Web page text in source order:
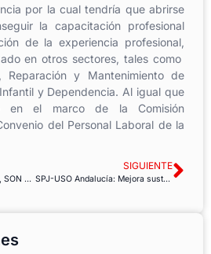
por la cual tendría que abrirse
la capacitación profesional
de la experiencia profesional,
en otros sectores, tales como
Reparación y Mantenimiento de
y Dependencia. Al igual que
en el marco de la Comisión
del Personal Laboral de la
1º Mayo 2016- ¡ES TU DÍA, SON TUS DERECHOS!
SIGUIENTE
SPJ-USO Andalucía: Mejora sustancial del horario en la Administración de Justicia